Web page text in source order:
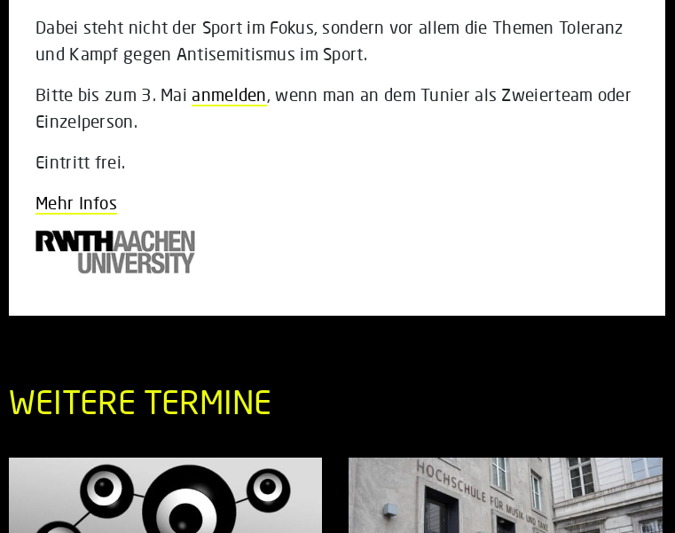
Dabei steht nicht der Sport im Fokus, sondern vor allem die Themen Toleranz
und Kampf gegen Antisemitismus im Sport.
Bitte bis zum 3. Mai anmelden, wenn man an dem Tunier als Zweierteam oder
Einzelperson.
Eintritt frei.
Mehr Infos
WEITERE TERMINE